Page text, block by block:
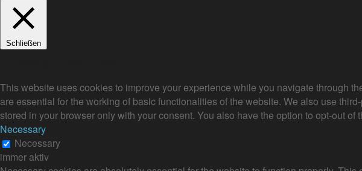
Schließen
This website uses cookies to improve your experience while you navigate through
are essential for the working of basic functionalities of the website. We also use
stored in your browser only with your consent. You also have the option to opt-out
Necessary
Necessary
immer aktiv